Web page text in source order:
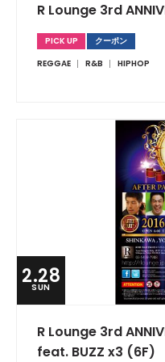
R Lounge 3rd
PICK UP
クーポン
REGGAE
R&B HIPHOP
2.28
SUN
R Lounge 3rd
feat. BUZZ x3 (6F)